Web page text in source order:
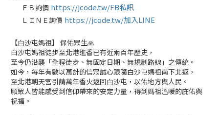
ＦＢ詢價 https://jcode.tw/FB私訊
ＬＩＮＥ詢價 https://jcode.tw/加入LINE
【白沙屯媽祖】 保佑眾生🙏
白沙屯媽祖徒步至北港進香已有近兩百年歷史，
至今仍沿襲「全程徒步、無固定日期、無規劃路線」之傳統。
如今，每年有數以萬計的信眾誠心跟隨白沙屯媽祖南下北返，
至北港朝天宮引請萬年香火返回白沙屯，以佑地方與人民。
願眾人皆能感受到信仰帶來的安定力量，得到媽祖溫暖的庇佑與
祝福。